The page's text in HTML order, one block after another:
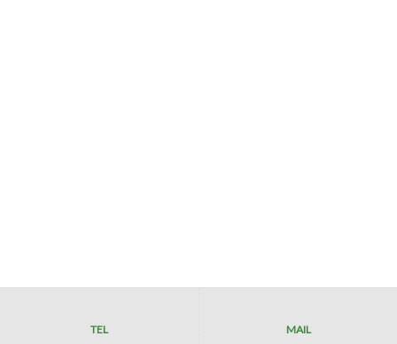
TEL MAIL